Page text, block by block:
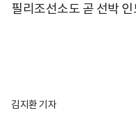
필리조선소도 곧 선박
김지환 기자